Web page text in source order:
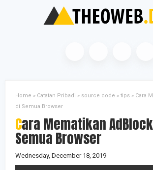
Home » Catatan Pribadi » source code » tips » Cara
di Semua Browser
Cara Mematikan AdBlock di
Semua Browser
Wednesday, December 18, 2019